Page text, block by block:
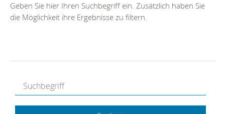
Geben Sie hier Ihren Suchbegriff ein. Zusätzlich haben Sie
die Möglichkeit ihre Ergebnisse zu filtern.